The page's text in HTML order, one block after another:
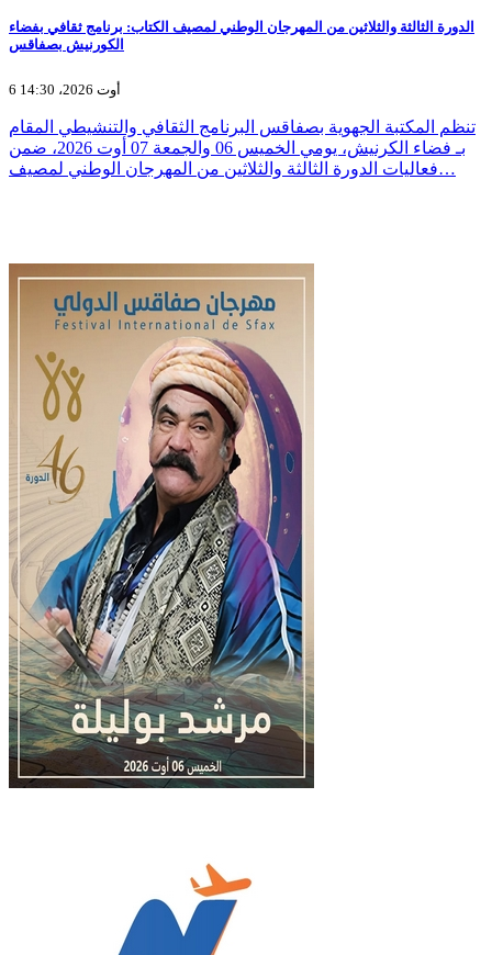
الدورة الثالثة والثلاثين من المهرجان الوطني لمصيف الكتاب: برنامج ثقافي بفضاء
الكورنيش بصفاقس
6 أوت 2026، 14:30
تنظم المكتبة الجهوية بصفاقس البرنامج الثقافي والتنشيطي المقام
بـ فضاء الكرنيش، يومي الخميس 06 والجمعة 07 أوت 2026، ضمن
فعاليات الدورة الثالثة والثلاثين من المهرجان الوطني لمصيف…